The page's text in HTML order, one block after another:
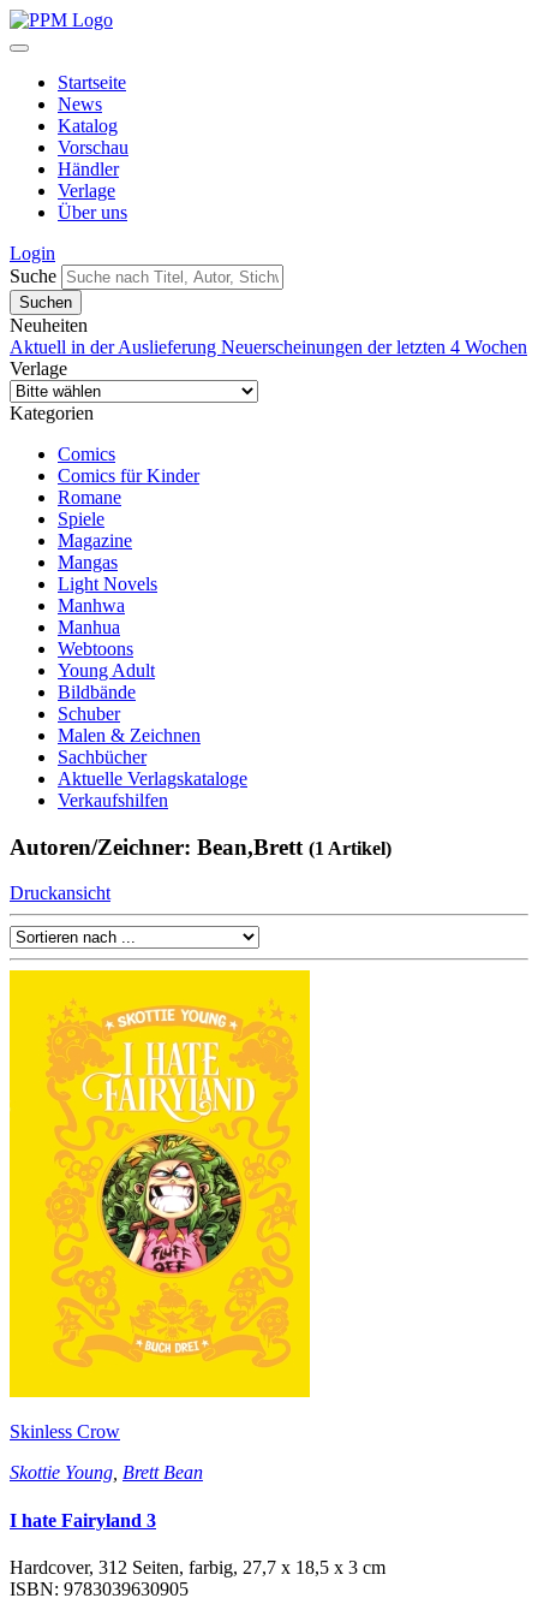
Startseite
News
Katalog
Vorschau
Händler
Verlage
Über uns
Login
Suche
Neuheiten
Aktuell in der Auslieferung Neuerscheinungen der letzten 4 Wochen
Verlage
Kategorien
Comics
Comics für Kinder
Romane
Spiele
Magazine
Mangas
Light Novels
Manhwa
Manhua
Webtoons
Young Adult
Bildbände
Schuber
Malen & Zeichnen
Sachbücher
Aktuelle Verlagskataloge
Verkaufshilfen
Autoren/Zeichner: Bean,Brett (1 Artikel)
Druckansicht
Skinless Crow
Skottie Young, Brett Bean
I hate Fairyland 3
Hardcover, 312 Seiten, farbig, 27,7 x 18,5 x 3 cm
ISBN: 9783039630905